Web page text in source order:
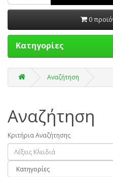
0
Κατηγορίες
Αναζήτηση
Αναζήτηση
Κριτήρια Αναζήτησης